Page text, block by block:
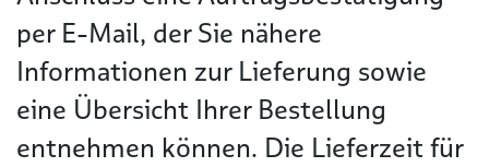
per E-Mail, der Sie nähere
Informationen zur Lieferung sowie
eine Übersicht Ihrer Bestellung
entnehmen können. Die Lieferzeit für